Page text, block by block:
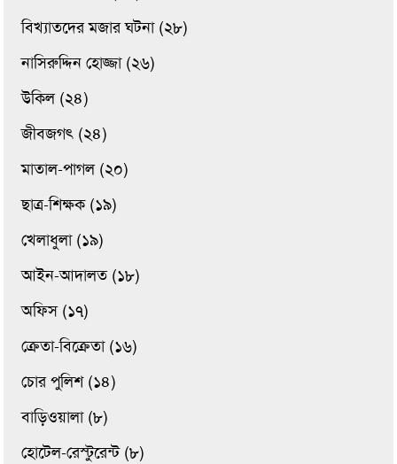
বিখ্যাতদের মজার ঘটনা (২৮)
নাসিরুদ্দিন হোজ্জা (২৬)
উকিল (২৪)
জীবজগৎ (২৪)
মাতাল-পাগল (২০)
ছাত্র-শিক্ষক (১৯)
খেলাধুলা (১৯)
আইন-আদালত (১৮)
অফিস (১৭)
ক্রেতা-বিক্রেতা (১৬)
চোর পুলিশ (১৪)
বাড়িওয়ালা (৮)
হোটেল-রেস্টুরেন্ট (৮)